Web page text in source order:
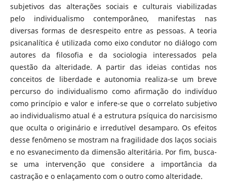
subjetivos das alterações sociais e culturais viabilizadas
pelo individualismo contemporâneo, manifestas nas
diversas formas de desrespeito entre as pessoas. A teoria
psicanalítica é utilizada como eixo condutor no diálogo com
autores da filosofia e da sociologia interessados pela
questão da alteridade. A partir das ideias contidas nos
conceitos de liberdade e autonomia realiza-se um breve
percurso do individualismo como afirmação do indivíduo
como princípio e valor e infere-se que o correlato subjetivo
ao individualismo atual é a estrutura psíquica do narcisismo
que oculta o originário e irredutível desamparo. Os efeitos
desse fenômeno se mostram na fragilidade dos laços sociais
e no esvanecimento da dimensão alteritária. Por fim, busca-
se uma intervenção que considere a importância da
castração e o enlaçamento com o outro como alteridade.